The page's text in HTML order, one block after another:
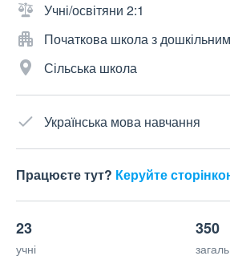
Учні/освітяни 2:1
Початкова школа з
Сільська школа
Українська мова навчання
Працюєте тут? Керуйте
23
учні
350